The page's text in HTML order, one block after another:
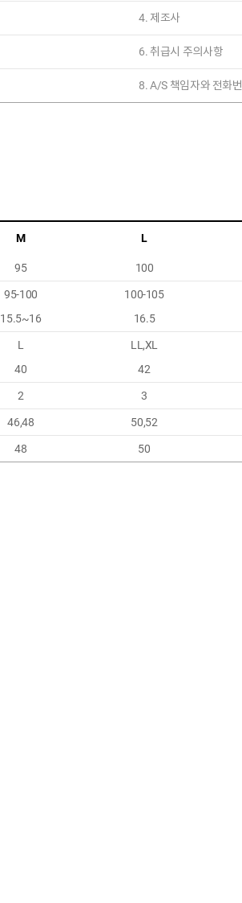
4. 제조사
6. 취급시 주의사항
8. A/S 책임자와 전화
M L
95 100
95-100
15.5~16
100-105
16.5
L
40
LL,XL
42
2 3
46,48 50,52
48 50